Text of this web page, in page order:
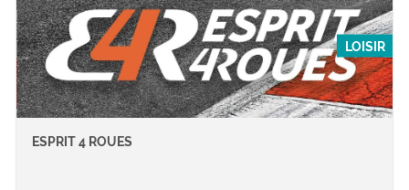
LOISIR
ESPRIT 4 ROUES